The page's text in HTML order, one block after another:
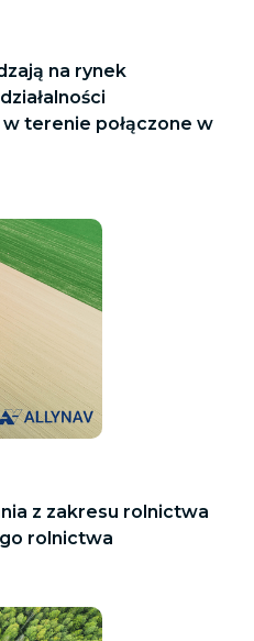
na rynek
terenie połączone w
z zakresu rolnictwa
rolnictwa